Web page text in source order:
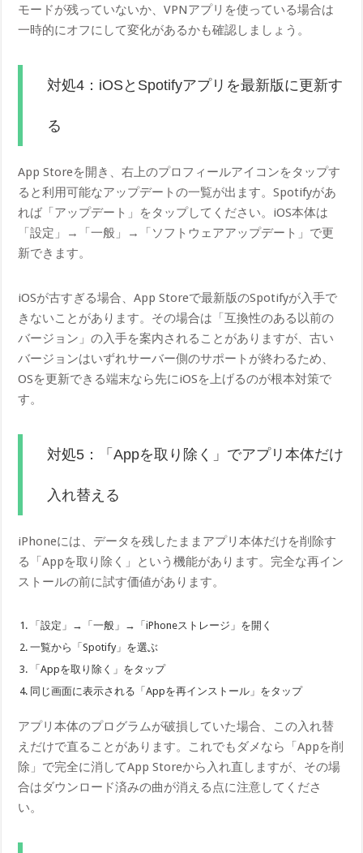
モードが残っていないか、VPNアプリを使っている場合は
一時的にオフにして変化があるかも確認しましょう。
対処4：iOSとSpotifyアプリを最新版に更新す
る
App Storeを開き、右上のプロフィールアイコンをタップす
ると利用可能なアップデートの一覧が出ます。Spotifyがあ
れば「アップデート」をタップしてください。iOS本体は
「設定」→「一般」→「ソフトウェアアップデート」で更
新できます。
iOSが古すぎる場合、App Storeで最新版のSpotifyが入手で
きないことがあります。その場合は「互換性のある以前の
バージョン」の入手を案内されることがありますが、古い
バージョンはいずれサーバー側のサポートが終わるため、
OSを更新できる端末なら先にiOSを上げるのが根本対策で
す。
対処5：「Appを取り除く」でアプリ本体だけ
入れ替える
iPhoneには、データを残したままアプリ本体だけを削除す
る「Appを取り除く」という機能があります。完全な再イン
ストールの前に試す価値があります。
「設定」→「一般」→「iPhoneストレージ」を開く
一覧から「Spotify」を選ぶ
「Appを取り除く」をタップ
同じ画面に表示される「Appを再インストール」をタップ
アプリ本体のプログラムが破損していた場合、この入れ替
えだけで直ることがあります。これでもダメなら「Appを削
除」で完全に消してApp Storeから入れ直しますが、その場
合はダウンロード済みの曲が消える点に注意してくださ
い。